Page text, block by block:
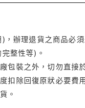
辦理退貨之商品必
整性等)。
包裝之外，切勿直接
扣除回復原狀必要費
。